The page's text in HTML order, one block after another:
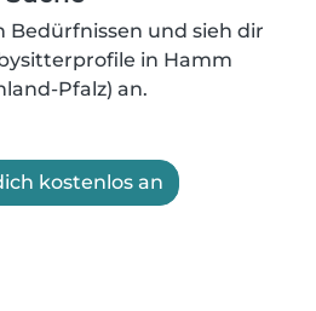
Bedürfnissen und sieh dir
in Hamm
Pfalz) an.
kostenlos an